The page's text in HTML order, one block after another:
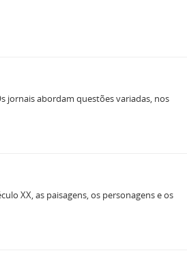
jornais abordam questões variadas, nos
XX, as paisagens, os personagens e os